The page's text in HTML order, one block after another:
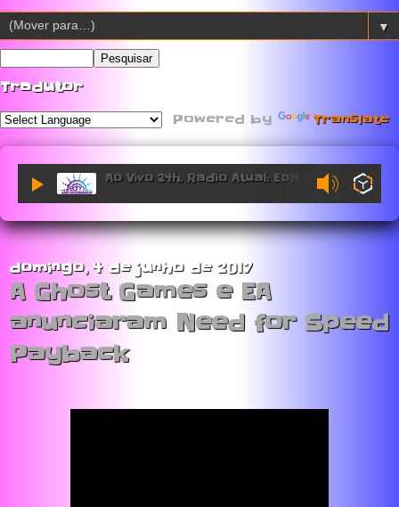
▼
Tradutor
Powered by Translate
Ao Vivo 24h. Radio Atual: EDM Sessions.
domingo, 4 de junho de 2017
A Ghost Games e EA
anunciaram Need for Speed
Payback